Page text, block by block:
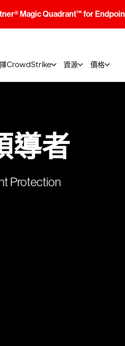
Magic Quadrant™ for
CrowdStrike 資源 價格
導者
Protection